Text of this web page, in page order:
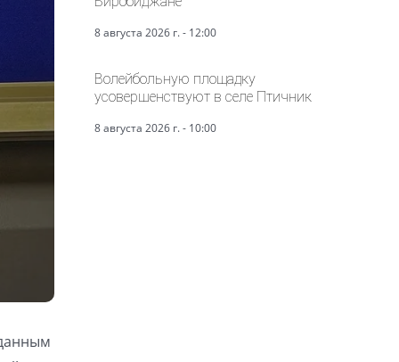
8 августа 2026 г. - 12:00
Волейбольную площадку
усовершенствуют в селе Птичник
8 августа 2026 г. - 10:00